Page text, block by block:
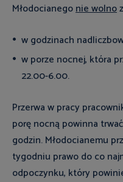
Młodocianegonie wolno
w godzinach
w porze nocnej, która
22.00-6.00.
Przerwa w pracy
porę nocną powinna
godzin. Młodocianemu
tygodniu prawo do co
odpoczynku, który